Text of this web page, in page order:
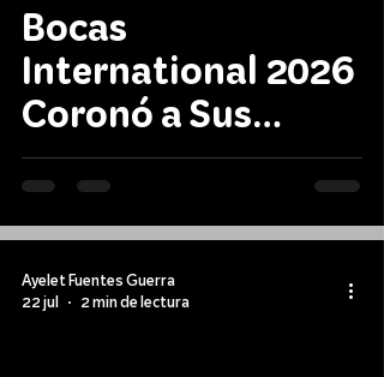
Bocas
International 2026
Coronó a Sus
Campeones
Ayelet Fuentes Guerra
22 jul
2 min de lectura